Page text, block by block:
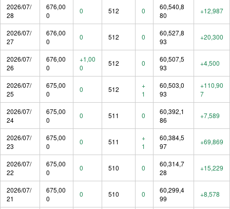
2026/07/
28
676,00
0
0 512 0
60,540,8
80
+12,987
2026/07/
27
676,00
0
0 512 0
60,527,8
93
+20,300
2026/07/
26
676,00
0
+1,00
0
512 0
60,507,5
93
+4,500
2026/07/
25
675,00
0
0 512
+
1
60,503,0
93
+110,90
7
2026/07/
24
675,00
0
0 511 0
60,392,1
86
+7,589
2026/07/
23
675,00
0
0 511
+
1
60,384,5
97
+69,869
2026/07/
22
675,00
0
0 510 0
60,314,7
28
+15,229
2026/07/
21
675,00
0
0 510 0
60,299,4
99
+8,578